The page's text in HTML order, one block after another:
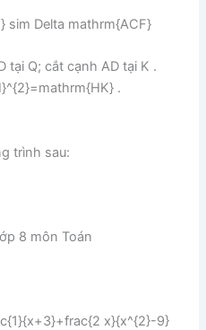
tại Q; cắt cạnh AD tại K .
trình sau:
8 môn Toán